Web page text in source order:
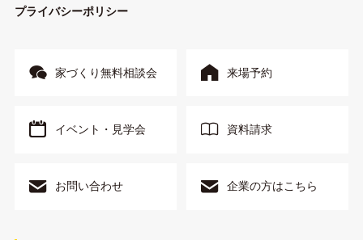
プライバシーポリシー
家づくり無料相談会 来場予約
イベント・見学会 資料請求
お問い合わせ 企業の方はこちら